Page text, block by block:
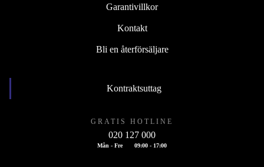
Garantivillkor
Kontakt
Bli en återförsäljare
Kontraktsuttag
GRATIS HOTLINE
020 127 000
Mån - Fre 09:00 - 17:00